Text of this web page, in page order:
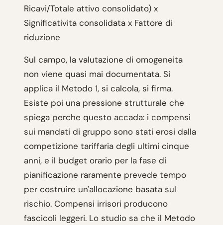
Ricavi/Totale attivo consolidato) x
Significativita consolidata x Fattore di
riduzione
Sul campo, la valutazione di omogeneita
non viene quasi mai documentata. Si
applica il Metodo 1, si calcola, si firma.
Esiste poi una pressione strutturale che
spiega perche questo accada: i compensi
sui mandati di gruppo sono stati erosi dalla
competizione tariffaria degli ultimi cinque
anni, e il budget orario per la fase di
pianificazione raramente prevede tempo
per costruire un'allocazione basata sul
rischio. Compensi irrisori producono
fascicoli leggeri. Lo studio sa che il Metodo